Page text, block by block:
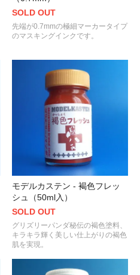
SOLD OUT
先端が0.7mmの極細マーカータイプ
のマスキングインクです。
モデルカステン - 褐色フレッ
シュ（50ml入）
SOLD OUT
グリズリーパンダ秘伝の褐色塗料、
キラキラ輝く美しい仕上がりの褐色
肌を実現。